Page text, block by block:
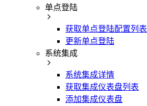
单点登陆
获取单点登陆配置列表
更新单点登陆
系统集成
系统集成详情
获取集成仪表盘列表
添加集成仪表盘